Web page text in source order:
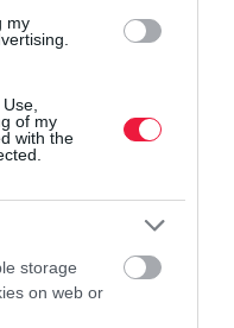
my
of my
with the
storage
on web or